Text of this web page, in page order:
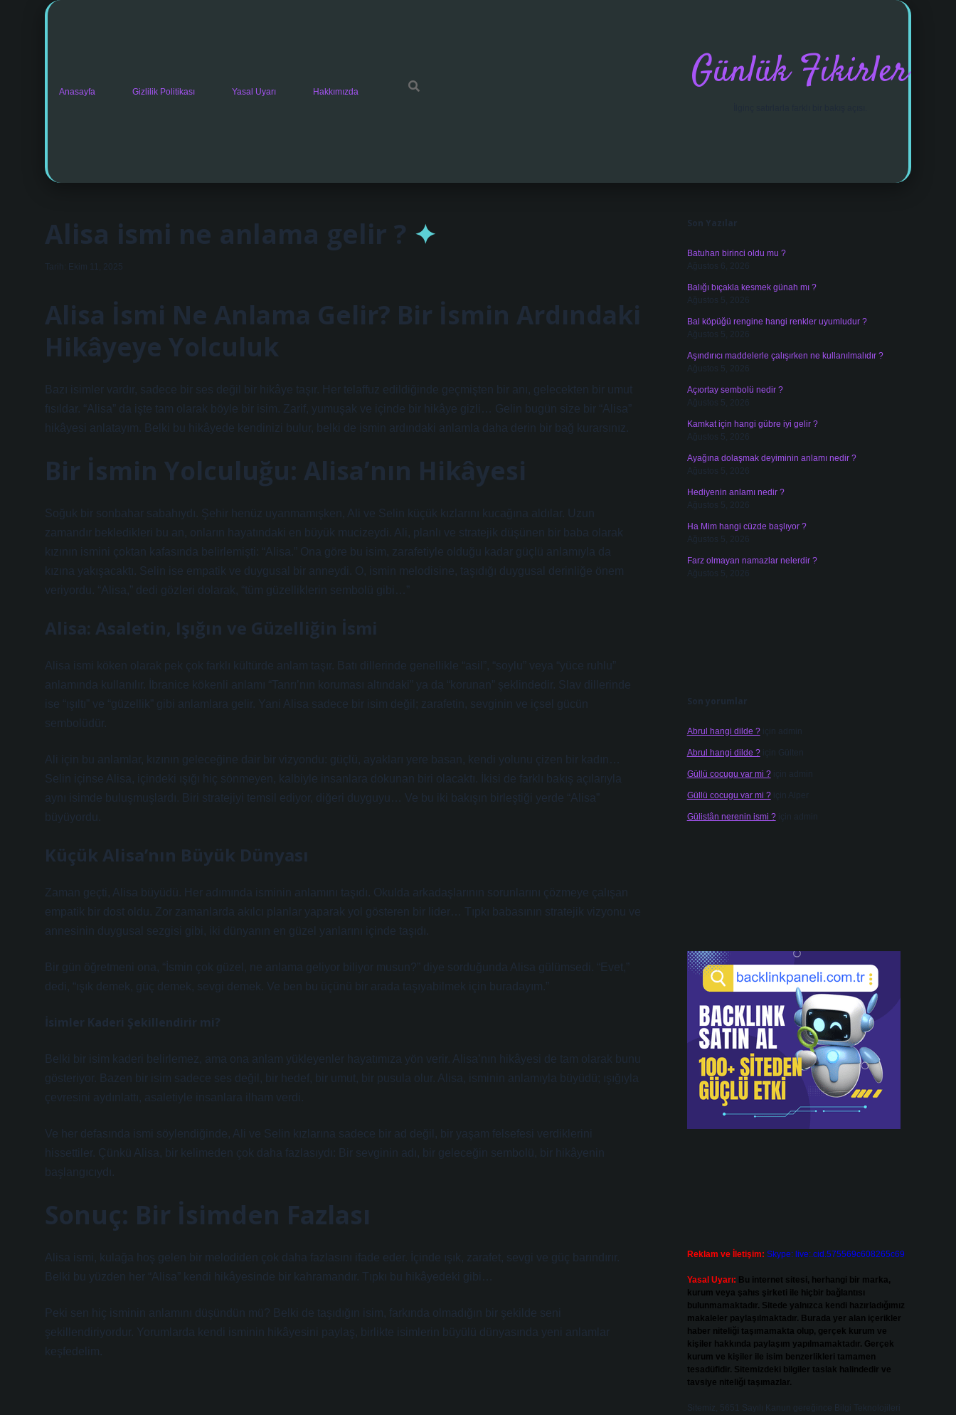
Anasayfa Gizlilik Politikası Yasal Uyarı Hakkımızda Günlük Fikirler
Alisa ismi ne anlama gelir ?
Tarih: Ekim 11, 2025
Alisa İsmi Ne Anlama Gelir? Bir İsmin Ardındaki
Hikâyeye Yolculuk
Bazı isimler vardır, sadece bir ses değil bir hikâye taşır. Her telaffuz edildiğinde geçmişten bir anı, gelecekten bir umut
fısıldar. “Alisa” da işte tam olarak böyle bir isim. Zarif, yumuşak ve içinde bir hikâye gizli… Gelin bugün size bir “Alisa”
hikâyesi anlatayım. Belki bu hikâyede kendinizi bulur, belki de ismin ardındaki anlamla daha derin bir bağ kurarsınız.
Bir İsmin Yolculuğu: Alisa’nın Hikâyesi
Soğuk bir sonbahar sabahıydı. Şehir henüz uyanmamışken, Ali ve Selin küçük kızlarını kucağına aldılar. Uzun
zamandır bekledikleri bu an, onların hayatındaki en büyük mucizeydi. Ali, planlı ve stratejik düşünen bir baba olarak
kızının ismini çoktan kafasında belirlemişti: “Alisa.” Ona göre bu isim, zarafetiyle olduğu kadar güçlü anlamıyla da
kızına yakışacaktı. Selin ise empatik ve duygusal bir anneydi. O, ismin melodisine, taşıdığı duygusal derinliğe önem
veriyordu. “Alisa,” dedi gözleri dolarak, “tüm güzelliklerin sembolü gibi…”
Alisa: Asaletin, Işığın ve Güzelliğin İsmi
Alisa ismi köken olarak pek çok farklı kültürde anlam taşır. Batı dillerinde genellikle “asil”, “soylu” veya “yüce ruhlu”
anlamında kullanılır. İbranice kökenli anlamı “Tanrı’nın koruması altındaki” ya da “korunan” şeklindedir. Slav dillerinde
ise “ışıltı” ve “güzellik” gibi anlamlara gelir. Yani Alisa sadece bir isim değil; zarafetin, sevginin ve içsel gücün
sembolüdür.
Ali için bu anlamlar, kızının geleceğine dair bir vizyondu: güçlü, ayakları yere basan, kendi yolunu çizen bir kadın…
Selin içinse Alisa, içindeki ışığı hiç sönmeyen, kalbiyle insanlara dokunan biri olacaktı. İkisi de farklı bakış açılarıyla
aynı isimde buluşmuşlardı. Biri stratejiyi temsil ediyor, diğeri duyguyu… Ve bu iki bakışın birleştiği yerde “Alisa”
büyüyordu.
Küçük Alisa’nın Büyük Dünyası
Zaman geçti, Alisa büyüdü. Her adımında isminin anlamını taşıdı. Okulda arkadaşlarının sorunlarını çözmeye çalışan
empatik bir dost oldu. Zor zamanlarda akılcı planlar yaparak yol gösteren bir lider… Tıpkı babasının stratejik vizyonu ve
annesinin duygusal sezgisi gibi, iki dünyanın en güzel yanlarını içinde taşıdı.
Bir gün öğretmeni ona, “İsmin çok güzel, ne anlama geliyor biliyor musun?” diye sorduğunda Alisa gülümsedi. “Evet,”
dedi, “ışık demek, güç demek, sevgi demek. Ve ben bu üçünü bir arada taşıyabilmek için buradayım.”
İsimler Kaderi Şekillendirir mi?
Belki bir isim kaderi belirlemez, ama ona anlam yükleyenler hayatımıza yön verir. Alisa’nın hikâyesi de tam olarak bunu
gösteriyor. Bazen bir isim sadece ses değil, bir hedef, bir umut, bir pusula olur. Alisa, isminin anlamıyla büyüdü; ışığıyla
çevresini aydınlattı, asaletiyle insanlara ilham verdi.
Ve her defasında ismi söylendiğinde, Ali ve Selin kızlarına sadece bir ad değil, bir yaşam felsefesi verdiklerini
hissettiler. Çünkü Alisa, bir kelimeden çok daha fazlasıydı: Bir sevginin adı, bir geleceğin sembolü, bir hikâyenin
başlangıcıydı.
Sonuç: Bir İsimden Fazlası
Alisa ismi, kulağa hoş gelen bir melodiden çok daha fazlasını ifade eder. İçinde ışık, zarafet, sevgi ve güç barındırır.
Belki bu yüzden her “Alisa” kendi hikâyesinde bir kahramandır. Tıpkı bu hikâyedeki gibi…
Peki sen hiç isminin anlamını düşündün mü? Belki de taşıdığın isim, farkında olmadığın bir şekilde seni
şekillendiriyordur. Yorumlarda kendi isminin hikâyesini paylaş, birlikte isimlerin büyülü dünyasında yeni anlamlar
keşfedelim.
Son Yazılar
Batuhan birinci oldu mu ?
Ağustos 6, 2026
Balığı bıçakla kesmek günah mı ?
Ağustos 5, 2026
Bal köpüğü rengine hangi renkler uyumludur ?
Ağustos 5, 2026
Aşındırıcı maddelerle çalışırken ne kullanılmalıdır ?
Ağustos 5, 2026
Açıortay sembolü nedir ?
Ağustos 5, 2026
Kamkat için hangi gübre iyi gelir ?
Ağustos 5, 2026
Ayağına dolaşmak deyiminin anlamı nedir ?
Ağustos 5, 2026
Hediyenin anlamı nedir ?
Ağustos 5, 2026
Ha Mim hangi cüzde başlıyor ?
Ağustos 5, 2026
Farz olmayan namazlar nelerdir ?
Ağustos 5, 2026
Son yorumlar
Abrul hangi dilde ?için admin
Abrul hangi dilde ?için Gülten
Güllü cocugu var mi ?için admin
Güllü cocugu var mi ?için Alper
Gülistân nerenin ismi ?için admin
Reklam ve İletişim: Skype: live:.cid.575569c608265c69
Yasal Uyarı: Bu internet sitesi, herhangi bir marka,
kurum veya şahıs şirketi ile hiçbir bağlantısı
bulunmamaktadır. Sitede yalnızca kendi hazırladığımız
makaleler paylaşılmaktadır. Burada yer alan içerikler
haber niteliği taşımamakta olup, gerçek kurum ve
kişiler hakkında paylaşım yapılmamaktadır. Gerçek
kurum ve kişiler ile isim benzerlikleri tamamen
tesadüfidir. Sitemizdeki bilgiler taslak halindedir ve
tavsiye niteliği taşımazlar.
Sitemiz, 5651 Sayılı Kanun gereğince Bilgi Teknolojileri